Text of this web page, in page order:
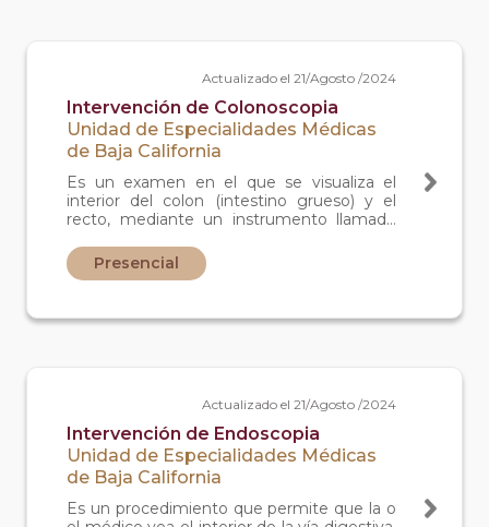
Actualizado el 21/Agosto /2024
Intervención de Colonoscopia
Unidad de Especialidades Médicas
de Baja California
Es un examen en el que se visualiza el
interior del colon (intestino grueso) y el
recto, mediante un instrumento llamado
Presencial
Actualizado el 21/Agosto /2024
Intervención de Endoscopia
Unidad de Especialidades Médicas
de Baja California
Es un procedimiento que permite que la o